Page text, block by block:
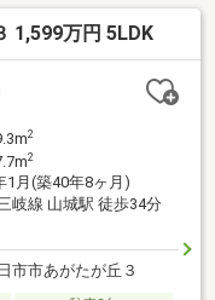
けにくい太陽光発電
ー※写真をクリック
＝＝＝＝＝＝＝＝＝
富な銀行金利情報を
る資金計画をご提案
＝＝
1,599万円 5LDK
2
2
1月(築40年8ヶ月)
岐線 山城駅 徒歩34分
市市あがたが丘３